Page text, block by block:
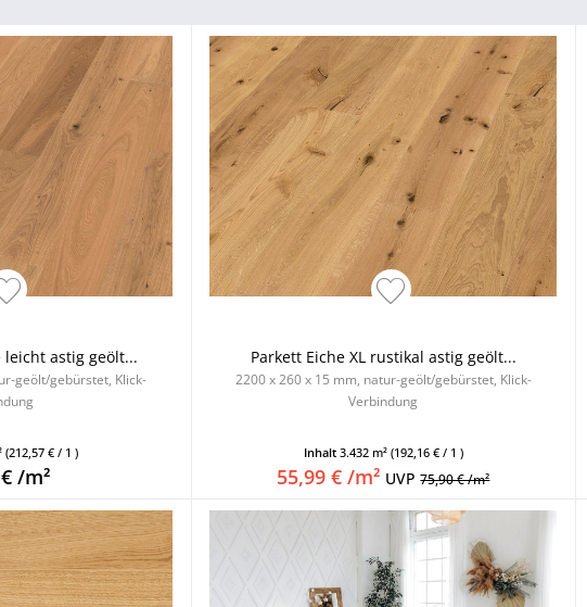
leicht astig geölt...
geölt/gebürstet, Klick-
(212,57 € / 1 )
/m²
Parkett Eiche XL rustikal astig geölt...
2200 x 260 x 15 mm, natur-geölt/gebürstet, Klick-
Verbindung
Inhalt 3.432 m² (192,16 € / 1 )
55,99 € /m² UVP75,90 € /m²